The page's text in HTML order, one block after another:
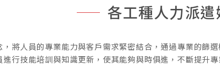
各工種人力派遣
將人員的專業能力與客戶需求緊密結合，通過專業的篩
行技能培訓與知識更新，使其能夠與時俱進，不斷提升